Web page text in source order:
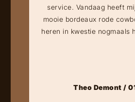
service. Vandaag heeft
mooie bordeaux rode
heren in kwestie nogmaals
Theo Demont /